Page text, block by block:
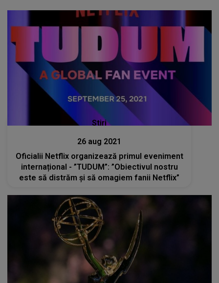
Stiri
26 aug 2021
Oficialii Netflix organizează primul eveniment
internațional - ”TUDUM”: ”Obiectivul nostru
este să distrăm şi să omagiem fanii Netflix”